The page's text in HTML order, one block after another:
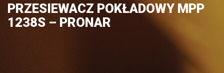
PRZESIEWACZ POKŁADOWY MPP
1238S – PRONAR